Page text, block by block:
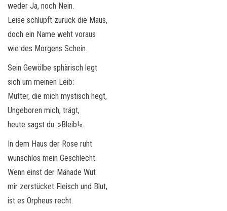
weder Ja, noch Nein.
Leise schlüpft zurück die Maus,
doch ein Name weht voraus
wie des Morgens Schein.
Sein Gewölbe sphärisch legt
sich um meinen Leib:
Mutter, die mich mystisch hegt,
Ungeboren mich, trägt,
heute sagst du: »Bleib!«
In dem Haus der Rose ruht
wunschlos mein Geschlecht.
Wenn einst der Mänade Wut
mir zerstücket Fleisch und Blut,
ist es Orpheus recht.